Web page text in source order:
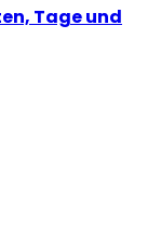
Tage und